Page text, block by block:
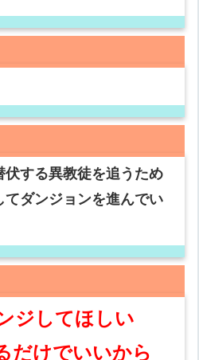
伏する異教徒を追うため
てダンジョンを進んでい
ジしてほしい
だけでいいから